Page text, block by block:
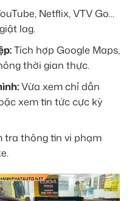
Netflix, VTV Go…
lag.
Tích hợp Google Maps,
thời gian thực.
Vừa xem chỉ dẫn
xem tin tức cực kỳ
tra thông tin vi phạm